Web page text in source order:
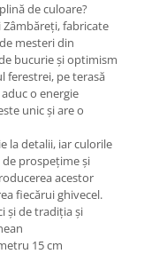
de culoare?
Zâmbăreți, fabricate
mesteri din
bucurie și optimism
ferestrei, pe terasă
o energie
unic și are o
detalii, iar culorile
prospețime și
acestor
fiecărui ghivecel.
și de tradiția și
15 cm